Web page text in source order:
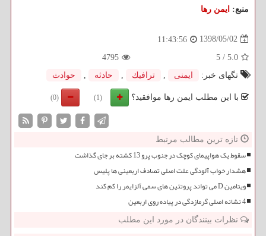
منبع: ایمن رها
1398/05/02
11:43:56
5.0
/
5
4795
تگهای خبر:
ایمنی , ترافیك , حادثه , حوادث
با این مطلب ایمن رها موافقید؟ (1)
(0)
تازه ترین مطالب مرتبط
سقوط یک هواپیمای کوچک در جنوب پرو 13 کشته بر جای گذاشت
هشدار خواب آلودگی علت اصلی تصادف اربعینی ها پلیس
ویتامین D می تواند پروتئین های سمی آلزایمر را کم کند
4 نشانه اصلی گرمازدگی در پیاده روی اربعین
نظرات بینندگان در مورد این مطلب